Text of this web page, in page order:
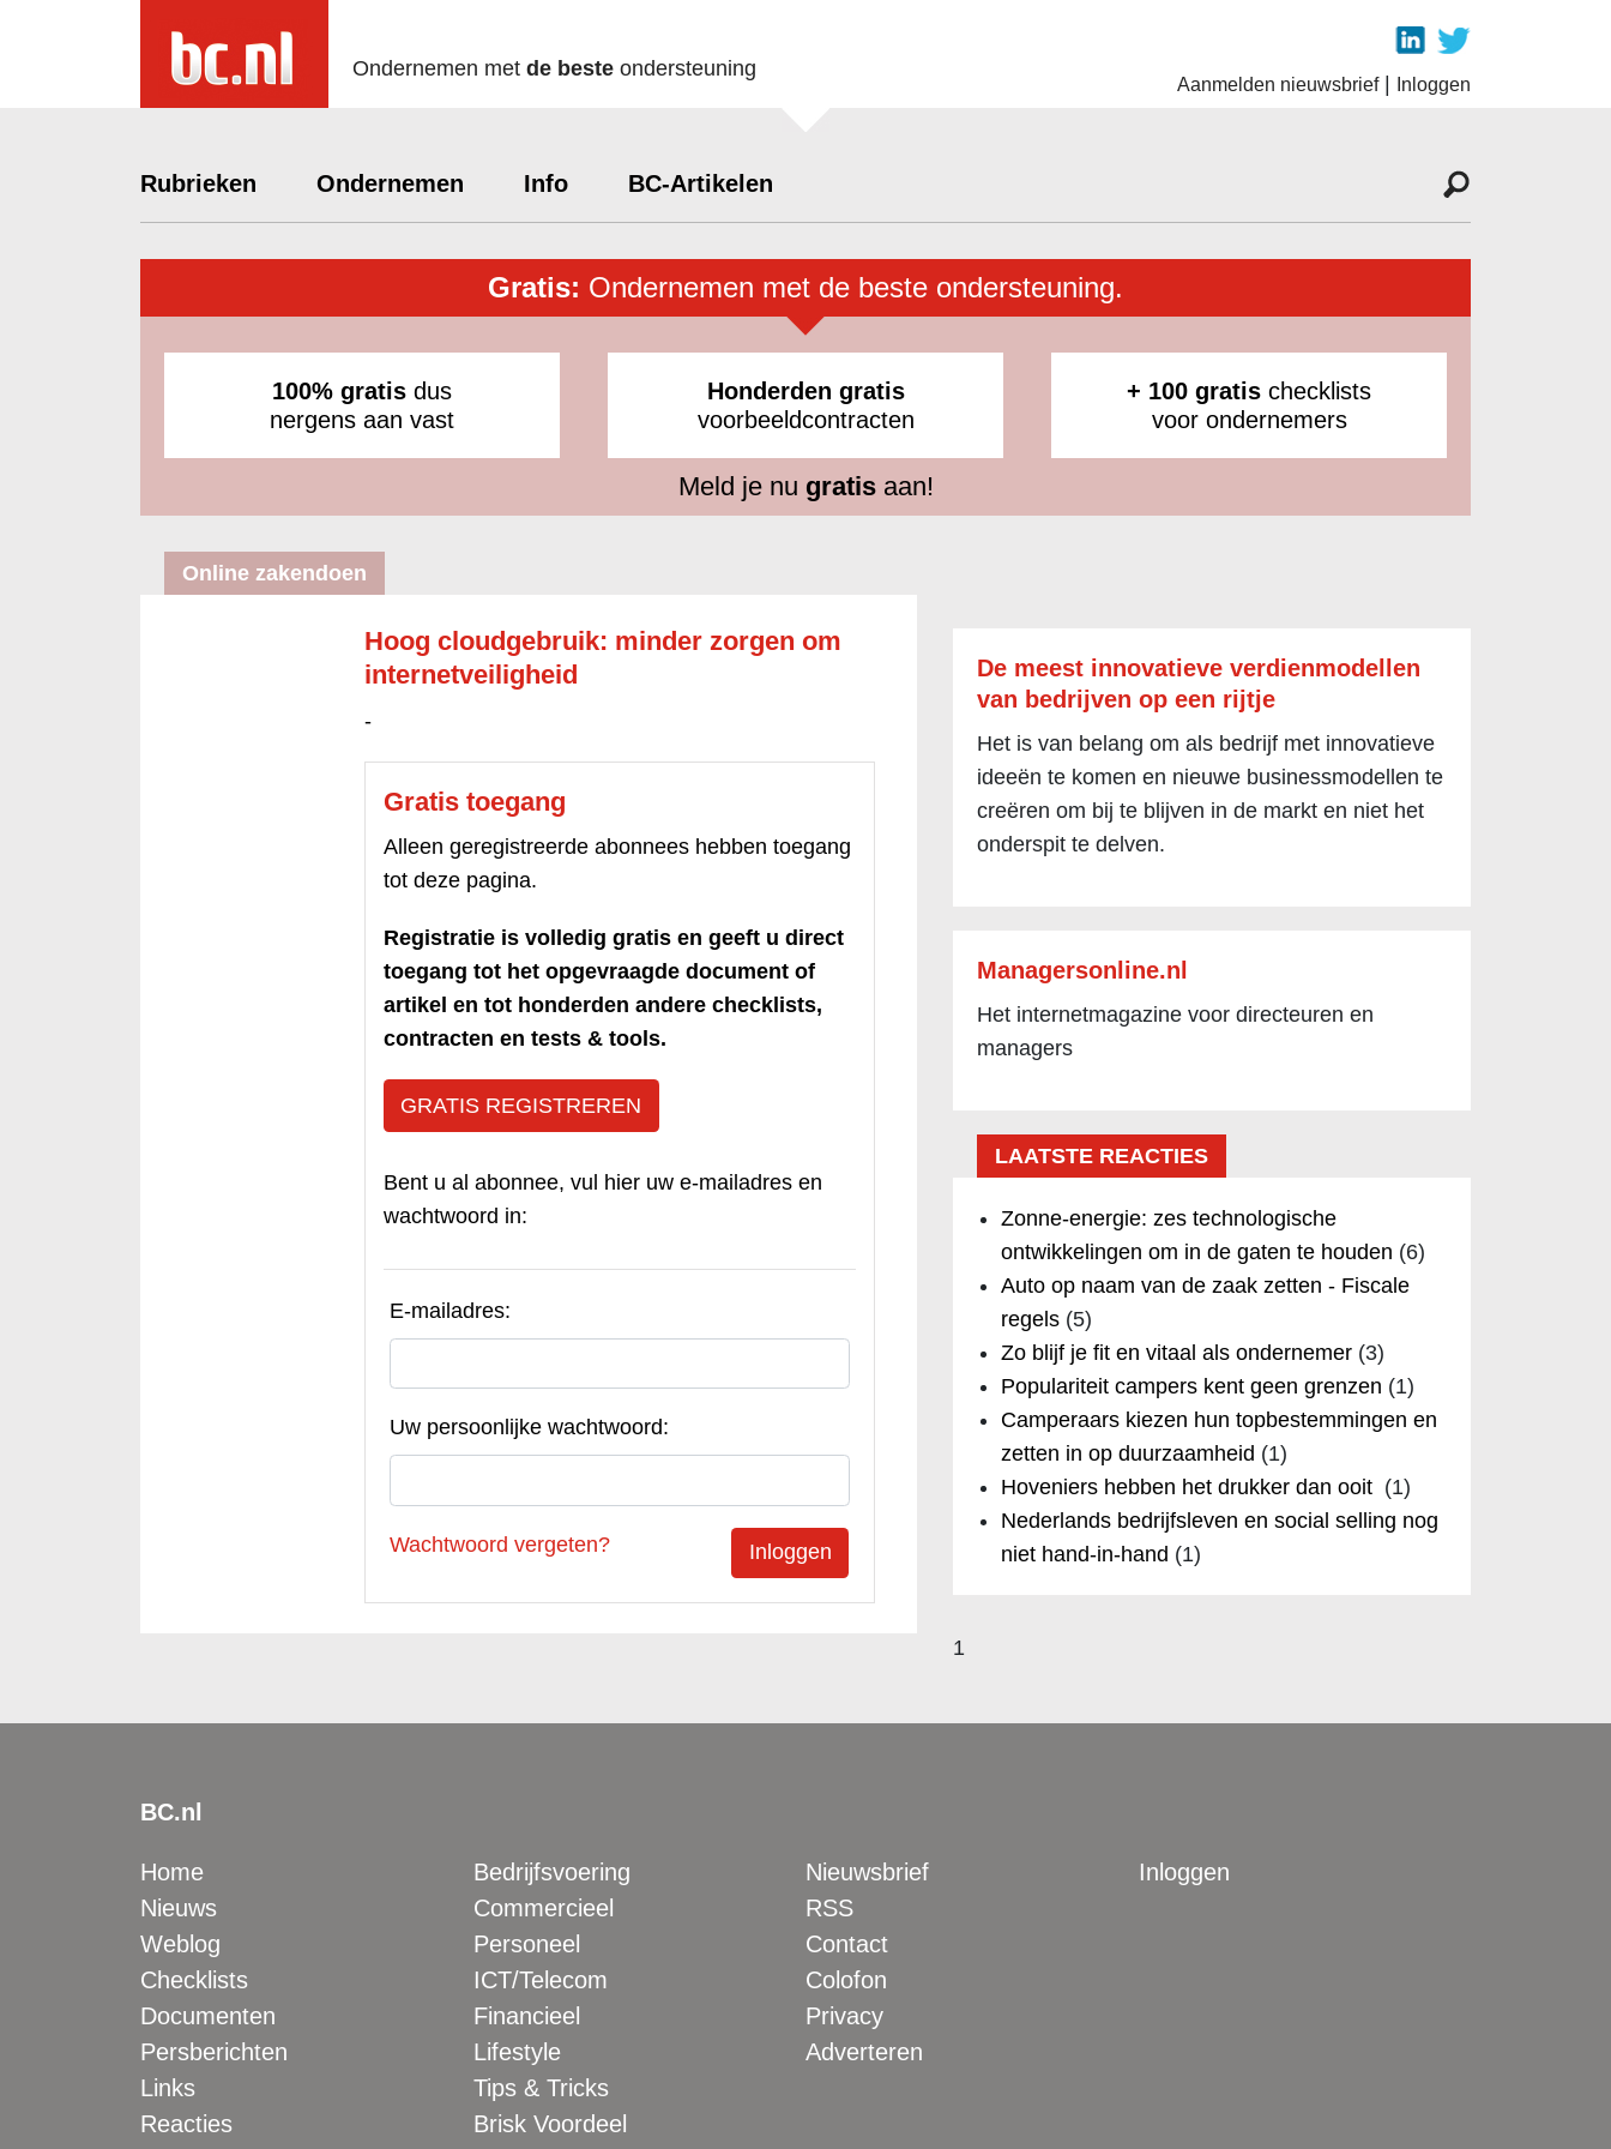
Ondernemen met de beste ondersteuning
Aanmelden nieuwsbrief| Inloggen
Rubrieken Ondernemen Info BC-Artikelen
Gratis: Ondernemen met de beste ondersteuning.
100% gratis dus
nergens aan vast
Honderden gratis
voorbeeldcontracten
+ 100 gratis checklists
voor ondernemers
Meld je nu gratisaan!
Online zakendoen
Hoog cloudgebruik: minder zorgen om
internetveiligheid
-
Gratis toegang
Alleen geregistreerde abonnees hebben toegang
tot deze pagina.
Registratie is volledig gratis en geeft u direct
toegang tot het opgevraagde document of
artikel en tot honderden andere checklists,
contracten en tests & tools.
GRATIS REGISTREREN
Bent u al abonnee, vul hier uw e-mailadres en
wachtwoord in:
E-mailadres:
Uw persoonlijke wachtwoord:
Wachtwoord vergeten?
De meest innovatieve verdienmodellen
van bedrijven op een rijtje
Het is van belang om als bedrijf met innovatieve
ideeën te komen en nieuwe businessmodellen te
creëren om bij te blijven in de markt en niet het
onderspit te delven.
Managersonline.nl
Het internetmagazine voor directeuren en
managers
LAATSTE REACTIES
Zonne-energie: zes technologische
ontwikkelingen om in de gaten te houden (6)
Auto op naam van de zaak zetten - Fiscale
regels(5)
Zo blijf je fit en vitaal als ondernemer(3)
Populariteit campers kent geen grenzen (1)
Camperaars kiezen hun topbestemmingen en
zetten in op duurzaamheid (1)
Hoveniers hebben het drukker dan ooit (1)
Nederlands bedrijfsleven en social selling nog
niet hand-in-hand (1)
1
BC.nl
Home
Nieuws
Weblog
Checklists
Documenten
Persberichten
Links
Reacties
Bedrijfsvoering
Commercieel
Personeel
ICT/Telecom
Financieel
Lifestyle
Tips & Tricks
Brisk Voordeel
Nieuwsbrief
RSS
Contact
Colofon
Privacy
Adverteren
Inloggen